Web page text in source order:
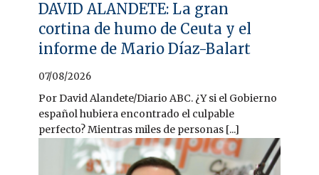
DAVID ALANDETE: La gran
cortina de humo de Ceuta y el
informe de Mario Díaz-Balart
07/08/2026
Por David Alandete/Diario ABC. ¿Y si el Gobierno
español hubiera encontrado el culpable
perfecto? Mientras miles de personas [...]